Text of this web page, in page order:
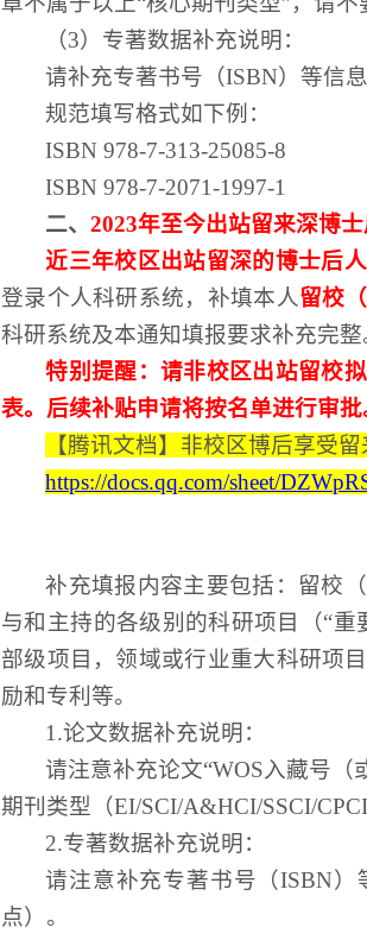
（3） 专著数据补充说明：
请补充专著书号（ISBN）等信
规范填写格式如下例：
ISBN 978-7-313-25085-8
ISBN 978-7-2071-1997-1
二、2023年至今出站留来深博
近三年校区出站留深的博士后
登录个人科研系统，补填本人留校
科研系统及本通知填报要求补充完整
特别提醒：请非校区出站留校
表。后续补贴申请将按名单进行审批
【腾讯文档】非校区博后享受
https://docs.qq.com/sheet/
补充填报内容主要包括： 留校
与和 主持的各级别的科研项目（“重
部级项目，领域或行业重大科研项
励和专利等。
1.论文数据补充说明：
请注意补充论文“WOS入藏号（
期刊类型（EI/SCI/A&HCI/SSCI/
2.专著数据补充说明：
请注意补充专著书号（ISBN）
点）。